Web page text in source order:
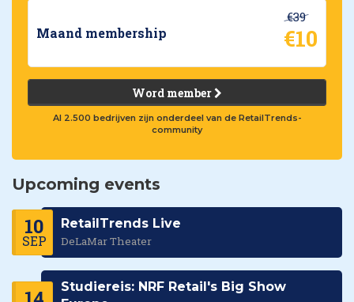
Maand membership
€39
€10
Word member
Al 2.500 bedrijven zijn onderdeel van de RetailTrends-
community
Upcoming events
10
SEP
RetailTrends Live
DeLaMar Theater
Studiereis: NRF Retail's Big Show